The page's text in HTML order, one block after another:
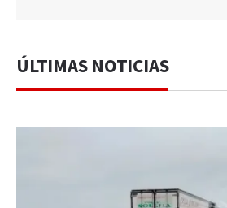
ÚLTIMAS NOTICIAS